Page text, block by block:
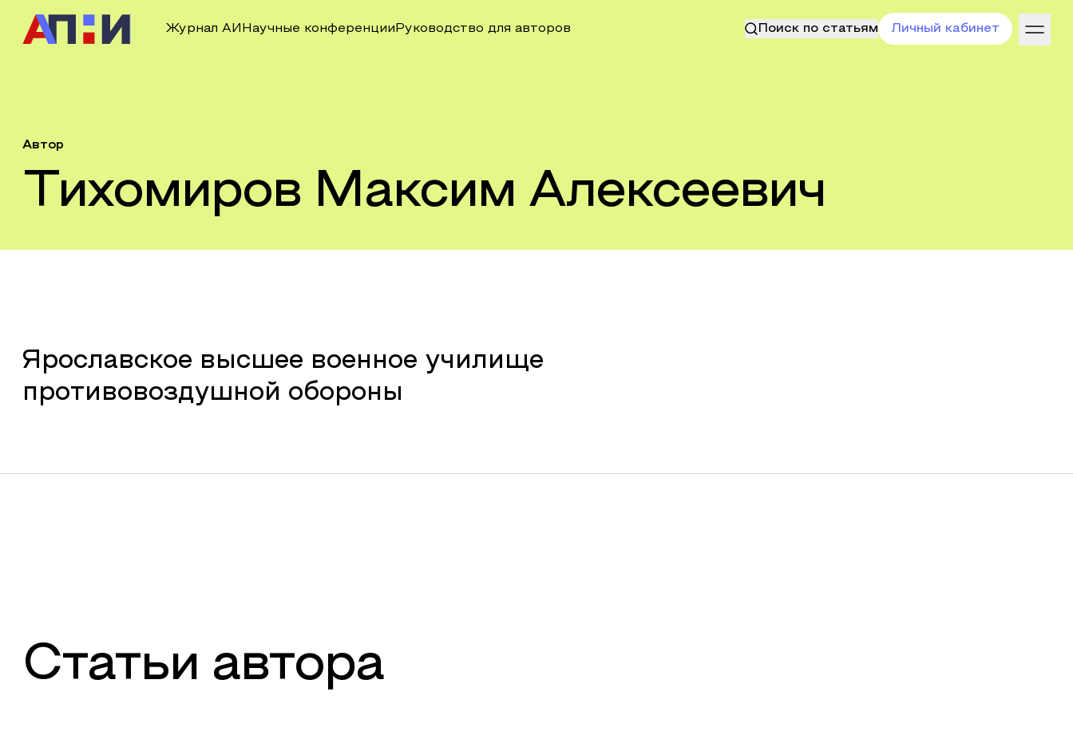
Журнал АИ Научные конференции Руководство для авторов Поиск по статьям Личный кабинет
Автор
Тихомиров Максим Алексеевич
Ярославское высшее военное училище
противовоздушной обороны
Статьи автора